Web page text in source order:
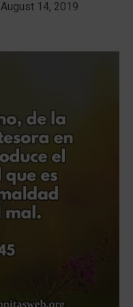
August 14, 2019